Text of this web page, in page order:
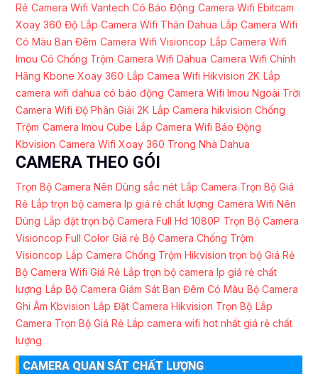
Rẻ Camera Wifi Vantech Có Báo Động Camera Wifi Ebitcam
Xoay 360 Độ Lắp Camera Wifi Thân Dahua Lắp Camera Wifi
Có Màu Ban Đêm Camera Wifi Visioncop Lắp Camera Wifi
Imou Có Chống Trộm Camera Wifi Dahua Camera Wifi Chính
Hãng Kbone Xoay 360 Lắp Camea Wifi Hikvision 2K Lắp
camera wifi dahua có báo động Camera Wifi Imou Ngoài Trời
Camera Wifi Độ Phân Giải 2K Lắp Camera hikvision Chống
Trộm Camera Imou Cube Lắp Camera Wifi Báo Động
Kbvision Camera Wifi Xoay 360 Trong Nhà Dahua
CAMERA THEO GÓI
Trọn Bộ Camera Nên Dùng sắc nét Lắp Camera Trọn Bộ Giá
Rẻ Lắp trọn bộ camera Ip giá rẻ chất lượng Camera Wifi Nên
Dùng Lắp đặt trọn bộ Camera Full Hd 1080P Trọn Bộ Camera
Visioncop Full Color Giá rẻ Bộ Camera Chống Trộm
Visioncop Lắp Camera Chống Trộm Hikvision trọn bộ Giá Rẻ
Bộ Camera Wifi Giá Rẻ Lắp trọn bộ camera Ip giá rẻ chất
lượng Lắp Bộ Camera Giám Sát Ban Đêm Có Màu Bộ Camera
Ghi Âm Kbvision Lắp Đặt Camera Hikvision Trọn Bộ Lắp
Camera Trọn Bộ Giá Rẻ Lắp camera wifi hot nhất giá rẻ chất
lượng
CAMERA QUAN SÁT CHẤT LƯỢNG